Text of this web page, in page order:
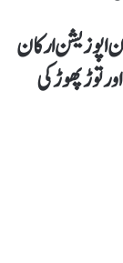
اپوزیشن ارکان
توڑ پھوڑ کی